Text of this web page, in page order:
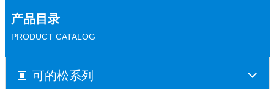
产品目录
PRODUCT CATALOG
可的松系列